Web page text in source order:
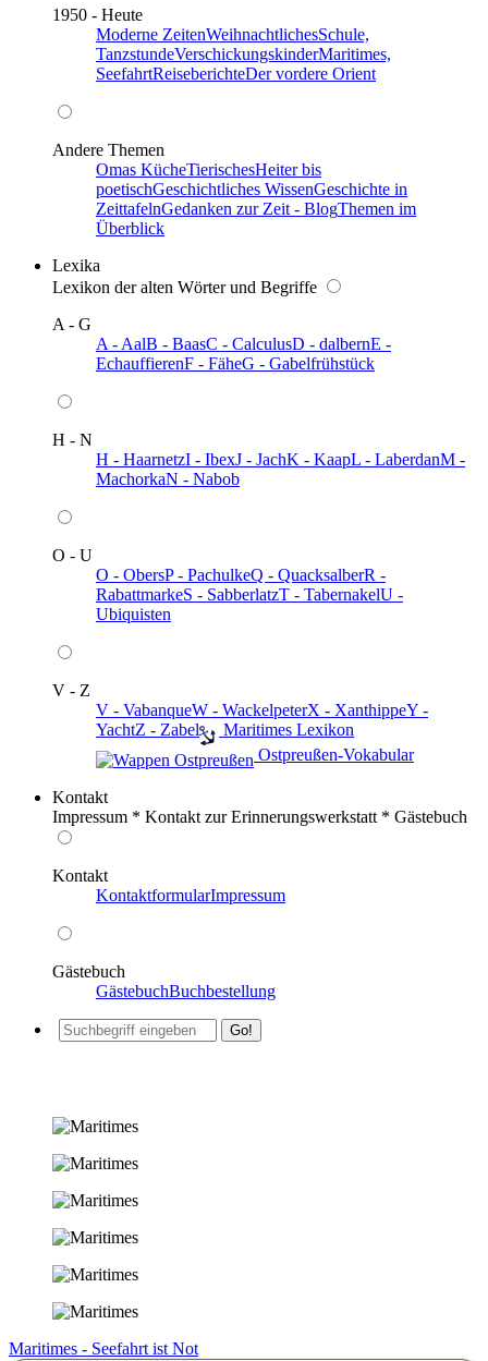
1950 - Heute
Moderne ZeitenWeihnachtlichesSchule,
TanzstundeVerschickungskinderMaritimes,
SeefahrtReiseberichteDer vordere Orient
Andere Themen
Omas KücheTierischesHeiter bis
poetischGeschichtliches WissenGeschichte in
ZeittafelnGedanken zur Zeit - BlogThemen im
Überblick
Lexika
Lexikon der alten Wörter und Begriffe
A - G
A - AalB - BaasC - CalculusD - dalbernE -
EchauffierenF - FäheG - Gabelfrühstück
H - N
H - HaarnetzI - IbexJ - JachK - KaapL - LaberdanM -
MachorkaN - Nabob
O - U
O - ObersP - PachulkeQ - QuacksalberR -
RabattmarkeS - SabberlatzT - TabernakelU -
Ubiquisten
V - Z
V - VabanqueW - WackelpeterX - XanthippeY -
YachtZ - Zabel
️ Maritimes Lexikon
️ Ostpreußen-Vokabular
Kontakt
Impressum * Kontakt zur Erinnerungswerkstatt * Gästebuch
Kontakt
KontaktformularImpressum
Gästebuch
GästebuchBuchbestellung
Maritimes - Seefahrt ist Not